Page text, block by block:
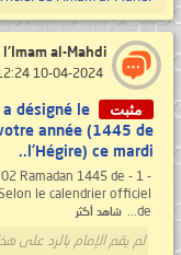
al-Mahdi
مثبت
désigné le
année (1445 de
l'Hégire) ce mardi..
02 Ramadan 1445 de
le calendrier officiel
de...
شاهد أكثر
لم يقم الإمام بالرد على